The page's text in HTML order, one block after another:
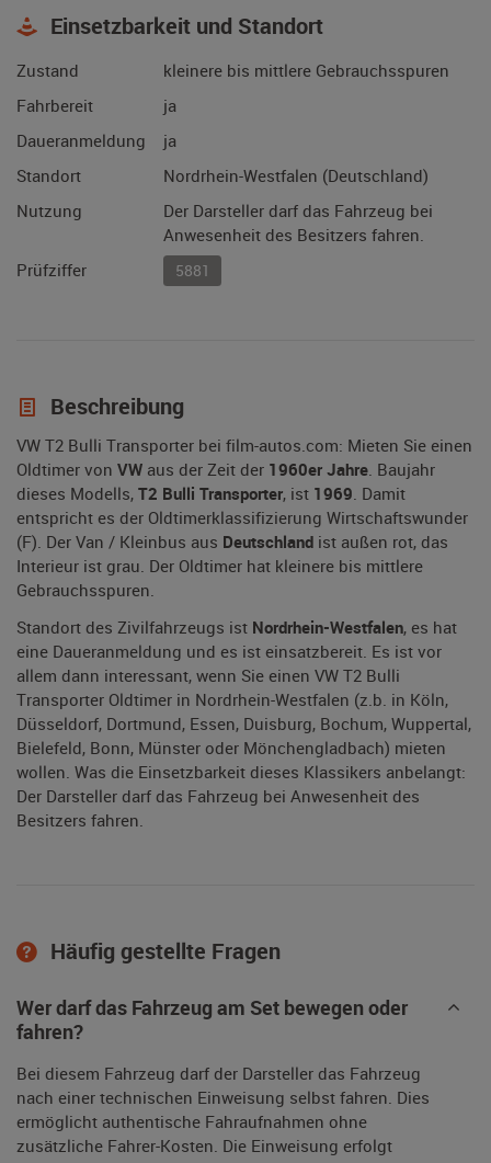
Einsetzbarkeit und Standort
Zustand
kleinere bis mittlere Gebrauchsspuren
Fahrbereit
ja
Daueranmeldung
ja
Standort
Nordrhein-Westfalen (Deutschland)
Nutzung
Der Darsteller darf das Fahrzeug bei
Anwesenheit des Besitzers fahren.
Prüfziffer
5881
Beschreibung
VW T2 Bulli Transporter bei film-autos.com: Mieten Sie einen
Oldtimer von VW aus der Zeit der 1960er Jahre. Baujahr
dieses Modells, T2 Bulli Transporter, ist 1969. Damit
entspricht es der Oldtimerklassifizierung Wirtschaftswunder
(F). Der Van / Kleinbus aus Deutschland ist außen rot, das
Interieur ist grau. Der Oldtimer hat kleinere bis mittlere
Gebrauchsspuren.
Standort des Zivilfahrzeugs ist Nordrhein-Westfalen, es hat
eine Daueranmeldung und es ist einsatzbereit. Es ist vor
allem dann interessant, wenn Sie einen VW T2 Bulli
Transporter Oldtimer in Nordrhein-Westfalen (z.b. in Köln,
Düsseldorf, Dortmund, Essen, Duisburg, Bochum, Wuppertal,
Bielefeld, Bonn, Münster oder Mönchengladbach) mieten
wollen. Was die Einsetzbarkeit dieses Klassikers anbelangt:
Der Darsteller darf das Fahrzeug bei Anwesenheit des
Besitzers fahren.
Häufig gestellte Fragen
Wer darf das Fahrzeug am Set bewegen oder
fahren?
Bei diesem Fahrzeug darf der Darsteller das Fahrzeug
nach einer technischen Einweisung selbst fahren. Dies
ermöglicht authentische Fahraufnahmen ohne
zusätzliche Fahrer-Kosten. Die Einweisung erfolgt